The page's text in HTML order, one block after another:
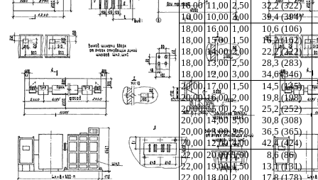
16,00 11,00 2,50
32,2 (322)
16,00 10,00 3,00
39,4 (394)
18,00 16,00 1,00
10,6 (106)
18,00 15,00 1,50
16,2 (162)
18,00 14,00 2,00
22,2 (222)
18,00 13,00 2,50
28,3 (283)
18,00 12,00 3,00
34,6 (346)
20,00 17,00 1,50
14,5 (145)
20,00 16,00 2,00
19,8 (198)
20,00 15,00 2,50
25,2 (252)
20,00 14,00 3,00
30,8 (308)
20,00 13,00 3,50
36,5 (365)
20,00 12,00 4,00
42,4 (424)
22,00 20,00 1,00
8,6 (86)
22,00 19,00 1,50
13,1 (131)
22,00 18,00 2,00
17,8 (178)